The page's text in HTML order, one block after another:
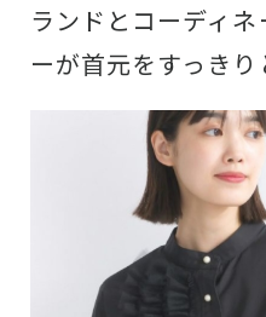
ランドとコーディ
ーが首元をすっきり